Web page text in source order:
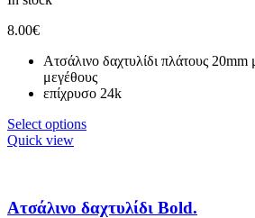
8.00€
Ατσάλινο δαχτυλίδι πλάτους
μεγέθους
επίχρυσο 24k
Select options
Quick view
Ατσάλινο δαχτυλίδι Bold.